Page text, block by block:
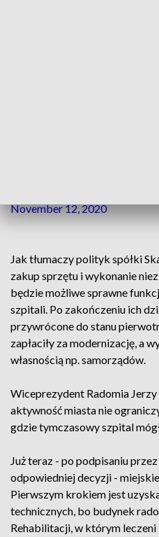
November 12, 2020
Jak tłumaczy polityk spółki
zakup sprzętu i wykonanie
będzie możliwe sprawne
szpitali. Po zakończeniu ich
przywrócone do stanu
zapłaciły za modernizację, a
własnością np. samorządów.
Wiceprezydent Radomia
aktywność miasta nie
gdzie tymczasowy szpital
Już teraz - po podpisaniu
odpowiedniej decyzji - miejskie
Pierwszym krokiem jest
technicznych, bo budynek
Rehabilitacji, w którym